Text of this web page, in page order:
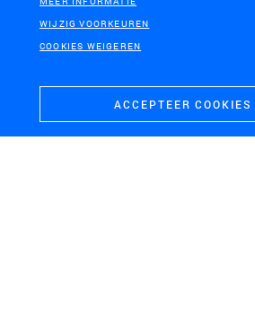
WIJZIG VOORKEUREN
COOKIES WEIGEREN
ACCEPTEER COOKIES